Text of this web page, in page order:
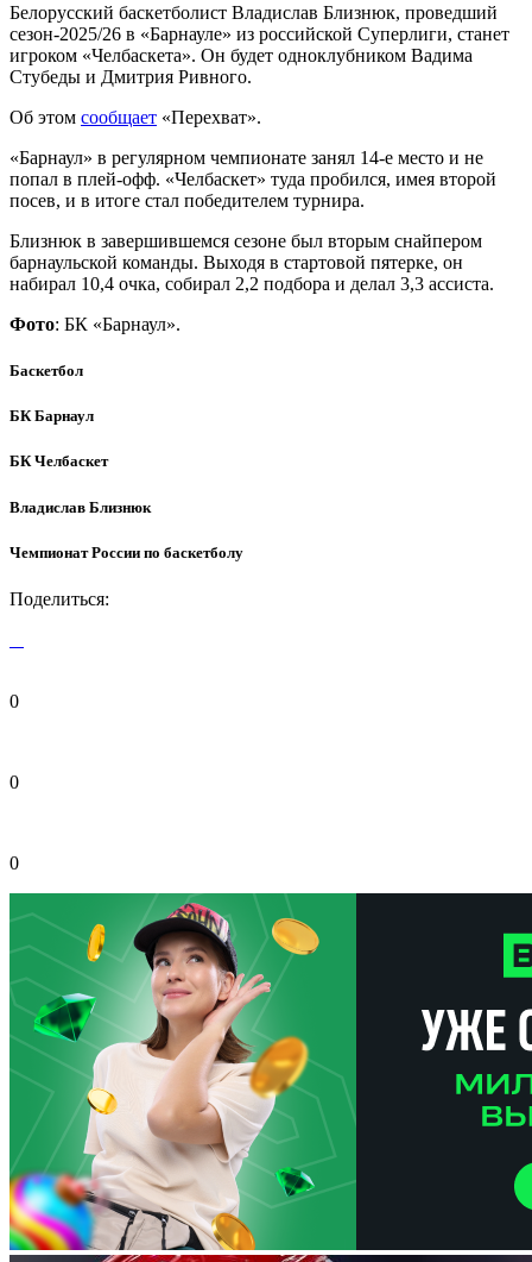
Белорусский баскетболист Владислав Близнюк, проведший
сезон-2025/26 в «Барнауле» из российской Суперлиги, станет
игроком «Челбаскета». Он будет одноклубником Вадима
Стубеды и Дмитрия Ривного.
Об этом сообщает «Перехват».
«Барнаул» в регулярном чемпионате занял 14-е место и не
попал в плей-офф. «Челбаскет» туда пробился, имея второй
посев, и в итоге стал победителем турнира.
Близнюк в завершившемся сезоне был вторым снайпером
барнаульской команды. Выходя в стартовой пятерке, он
набирал 10,4 очка, собирал 2,2 подбора и делал 3,3 ассиста.
Фото: БК «Барнаул».
Баскетбол
БК Барнаул
БК Челбаскет
Владислав Близнюк
Чемпионат России по баскетболу
Поделиться:
0
0
0